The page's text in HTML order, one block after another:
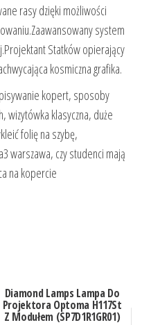
rasy dzięki możliwości
system
Statków opierający
kosmiczna grafika.
kopert, sposoby
wizytówka klasyczna, duże
folię na szybę,
warszawa, czy studenci mają
na kopercie
Diamond Lamps Lampa Do
Projektora Optoma H117St
Z Modułem (SP7D1R1GR01)